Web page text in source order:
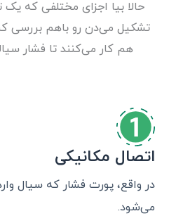
حالا بیا اجزای مختلفی که یک
تشکیل می‌دن رو باهم بررسی
هم کار می‌کنند تا فشار
اتصال مکانیکی
در واقع، پورت فشار که سیال
می‌شود.